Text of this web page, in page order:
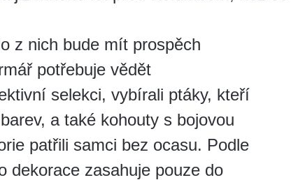
z nich bude mít prospěch
potřebuje vědět
selekci, vybírali ptáky, kteří
a také kohouty s bojovou
patřili samci bez ocasu. Podle
dekorace zasahuje pouze do